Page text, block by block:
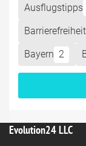
Ausflugstipps
Barrierefreiheit
Bayern 2
Evolution24 LLC